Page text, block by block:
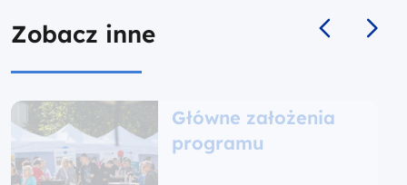
Zobacz inne
Główne założenia
programu